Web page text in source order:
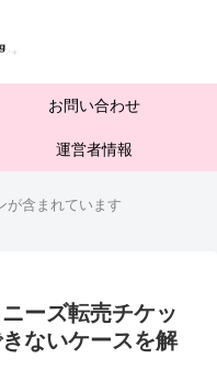
お問い合わせ
運営者情報
が含まれています
ーズ転売チケッ
ないケースを解